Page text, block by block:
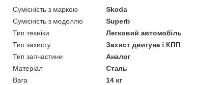
Сумісність з маркою
Skoda
Сумісність з моделлю
Superb
Тип техніки
Легковий автомобіль
Тип захисту
Захист двигуна і КПП
Тип запчастини
Аналог
Матеріал
Сталь
Вага
14 кг